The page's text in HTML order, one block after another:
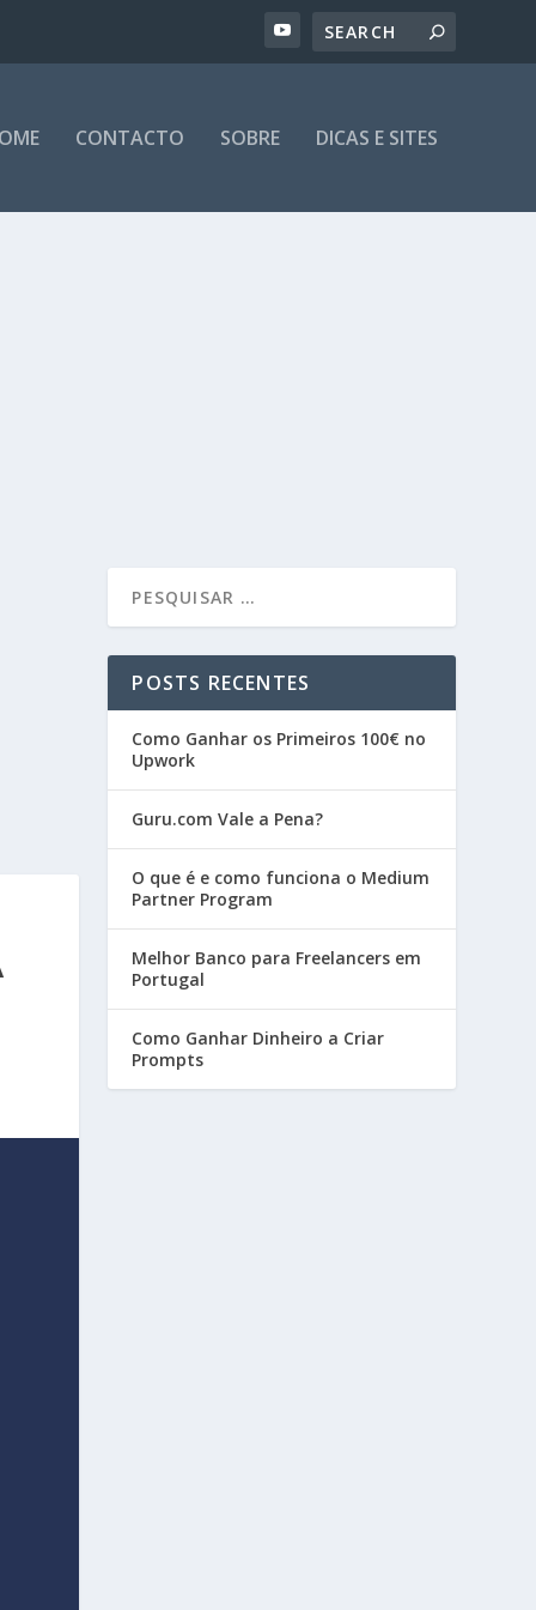
CONTACTO SOBRE DICAS E SITES
POSTS RECENTES
Como Ganhar os Primeiros 100€ no
Upwork
Guru.com Vale a Pena?
O que é e como funciona o Medium
Partner Program
Melhor Banco para Freelancers em
Portugal
Como Ganhar Dinheiro a Criar
Prompts